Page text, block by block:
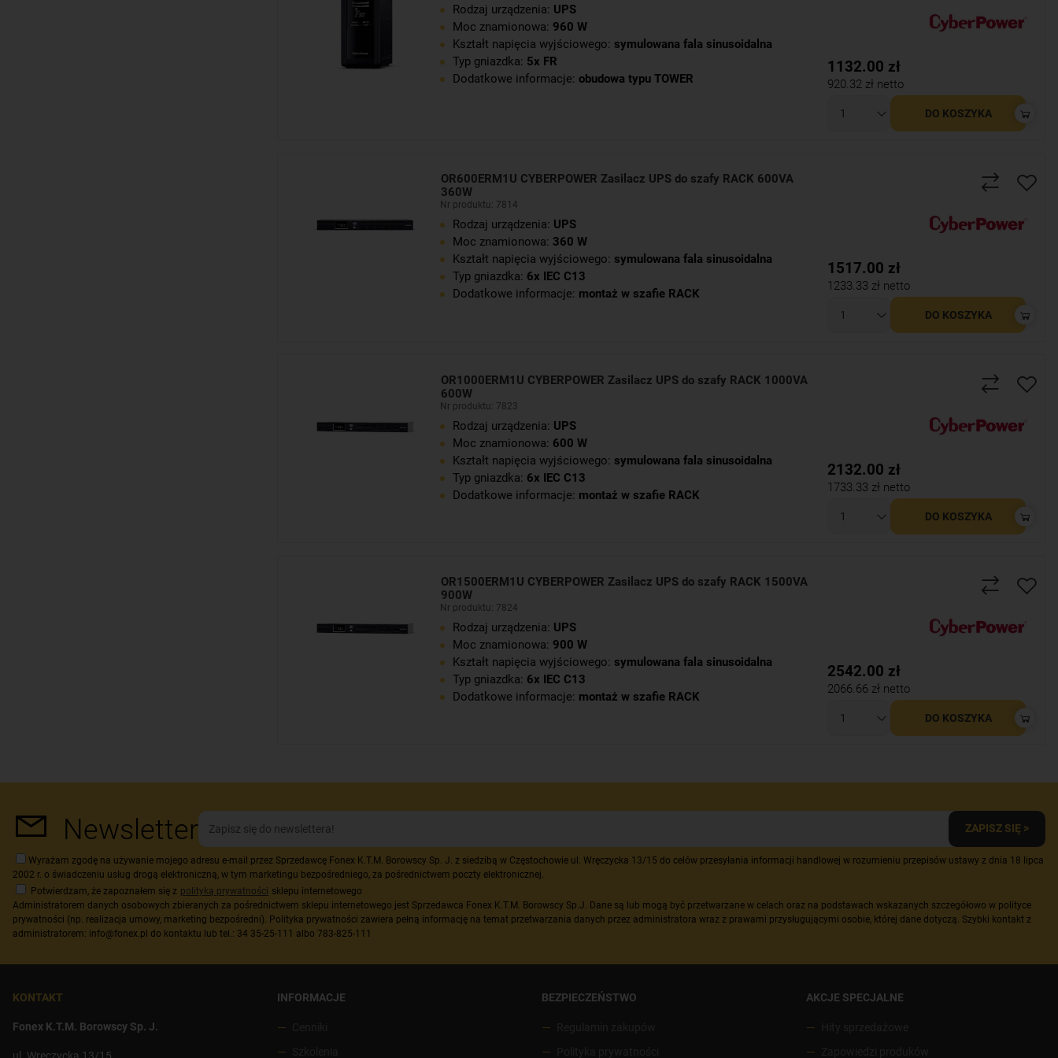
Rodzaj urządzenia: UPS
Moc znamionowa: 960 W
Kształt napięcia wyjściowego: symulowana fala sinusoidalna
Typ gniazdka: 5x FR
Dodatkowe informacje: obudowa typu TOWER
1132.00 zł
920.32 zł netto
DO KOSZYKA
OR600ERM1U CYBERPOWER Zasilacz UPS do szafy RACK 600VA
360W
Nr produktu: 7814
Rodzaj urządzenia: UPS
Moc znamionowa: 360 W
Kształt napięcia wyjściowego: symulowana fala sinusoidalna
Typ gniazdka: 6x IEC C13
Dodatkowe informacje: montaż w szafie RACK
1517.00 zł
1233.33 zł netto
DO KOSZYKA
OR1000ERM1U CYBERPOWER Zasilacz UPS do szafy RACK 1000VA
600W
Nr produktu: 7823
Rodzaj urządzenia: UPS
Moc znamionowa: 600 W
Kształt napięcia wyjściowego: symulowana fala sinusoidalna
Typ gniazdka: 6x IEC C13
Dodatkowe informacje: montaż w szafie RACK
2132.00 zł
1733.33 zł netto
DO KOSZYKA
OR1500ERM1U CYBERPOWER Zasilacz UPS do szafy RACK 1500VA
900W
Nr produktu: 7824
Rodzaj urządzenia: UPS
Moc znamionowa: 900 W
Kształt napięcia wyjściowego: symulowana fala sinusoidalna
Typ gniazdka: 6x IEC C13
Dodatkowe informacje: montaż w szafie RACK
2542.00 zł
2066.66 zł netto
DO KOSZYKA
Newsletter ZAPISZ SIĘ >
Wyrażam zgodę na używanie mojego adresu e-mail przez Sprzedawcę Fonex K.T.M. Borowscy Sp. J. z siedzibą w Częstochowie ul. Wręczycka 13/15 do celów przesyłania informacji handlowej w rozumieniu przepisów ustawy z dnia 18 lipca
2002 r. o świadczeniu usług drogą elektroniczną, w tym marketingu bezpośredniego, za pośrednictwem poczty elektronicznej.
Potwierdzam, że zapoznałem się z polityką prywatności sklepu internetowego
Administratorem danych osobowych zbieranych za pośrednictwem sklepu internetowego jest Sprzedawca Fonex K.T.M. Borowscy Sp.J. Dane są lub mogą być przetwarzane w celach oraz na podstawach wskazanych szczegółowo w polityce
prywatności (np. realizacja umowy, marketing bezpośredni). Polityka prywatności zawiera pełną informację na temat przetwarzania danych przez administratora wraz z prawami przysługującymi osobie, której dane dotyczą. Szybki kontakt z
administratorem: info@fonex.pl do kontaktu lub tel.: 34 35-25-111 albo 783-825-111
KONTAKT
Fonex K.T.M. Borowscy Sp. J.
INFORMACJE BEZPIECZEŃSTWO AKCJE SPECJALNE